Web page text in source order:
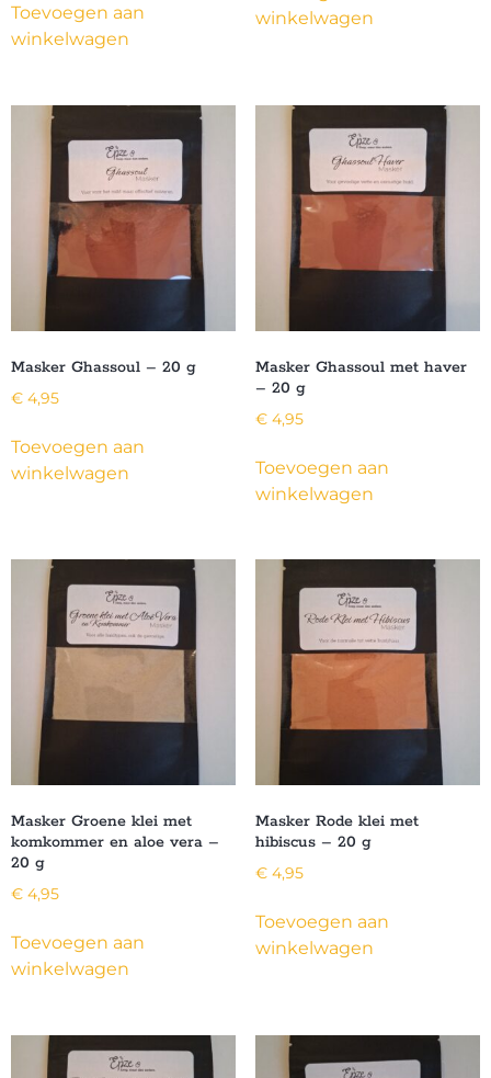
Toevoegen aan
winkelwagen
winkelwagen
Masker Ghassoul – 20 g
€ 4,95
Toevoegen aan
winkelwagen
Masker Ghassoul met haver
– 20 g
€4,95
Toevoegen aan
winkelwagen
Masker Groene klei met
komkommer en aloe vera –
20 g
€ 4,95
Toevoegen aan
winkelwagen
Masker Rode klei met
hibiscus – 20 g
€4,95
Toevoegen aan
winkelwagen